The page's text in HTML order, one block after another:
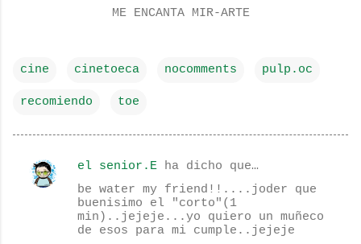
ME ENCANTA MIR-ARTE
cine cinetoeca nocomments pulp.oc
recomiendo toe
C
el senior.E ha dicho que…
be water my friend!!....joder que
buenisimo el "corto"(1
min)..jejeje...yo quiero un muñeco
de esos para mi cumple..jejeje